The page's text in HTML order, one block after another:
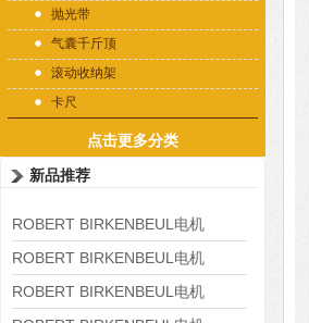
抛光带
气囊千斤顶
滚动收纳架
卡尺
点击更多分类
新品推荐
ROBERT BIRKENBEUL电机
8APE225M-4-IE3
ROBERT BIRKENBEUL电机
8APE180L-4 IE3
ROBERT BIRKENBEUL电机